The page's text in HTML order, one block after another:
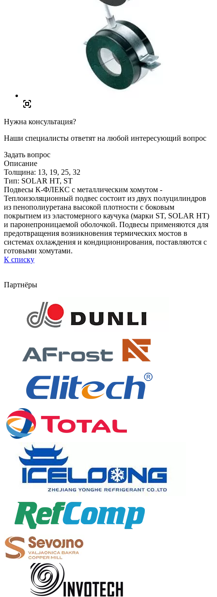
Нужна консультация?
Наши специалисты ответят на любой интересующий вопрос
Задать вопрос
Описание
Толщина: 13, 19, 25, 32
Тип: SOLAR HT, ST
Подвесы К-ФЛЕКС с металлическим хомутом -
Теплоизоляционный подвес состоит из двух полуцилиндров
из пенополиуретана высокой плотности с боковым
покрытием из эластомерного каучука (марки ST, SOLAR HT)
и паронепроницаемой оболочкой. Подвесы применяются для
предотвращения возникновения термических мостов в
системах охлаждения и кондиционирования, поставляются с
готовыми хомутами.
К списку
Партнёры